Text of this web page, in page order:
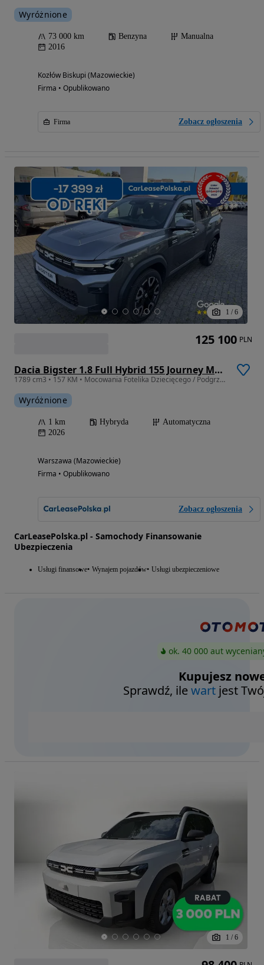
Wyróżnione
73 000 km Benzyna
Manualna
2016
Kozłów Biskupi (Mazowieckie)
Firma • Opublikowano
Firma Zobacz ogłoszenia
1 / 6
Dacia Bigster 1.8 Full Hybrid 155 Journey MMT
1789 cm3 • 157 KM • Mocowania Fotelika Dziecięcego / Podgrzewane Fotele i Kierownica
Wyróżnione
1 km Hybryda
Automatyczna
2026
Warszawa (Mazowieckie)
Firma • Opublikowano
Zobacz ogłoszenia
CarLeasePolska.pl - Samochody Finansowanie
Ubezpieczenia
Usługi finansowe Wynajem pojazdów Usługi ubezpieczeniowe
125 100 PLN
ok. 40 000 aut
Kupujesz
Sprawdź, ilewart jest
1 / 6